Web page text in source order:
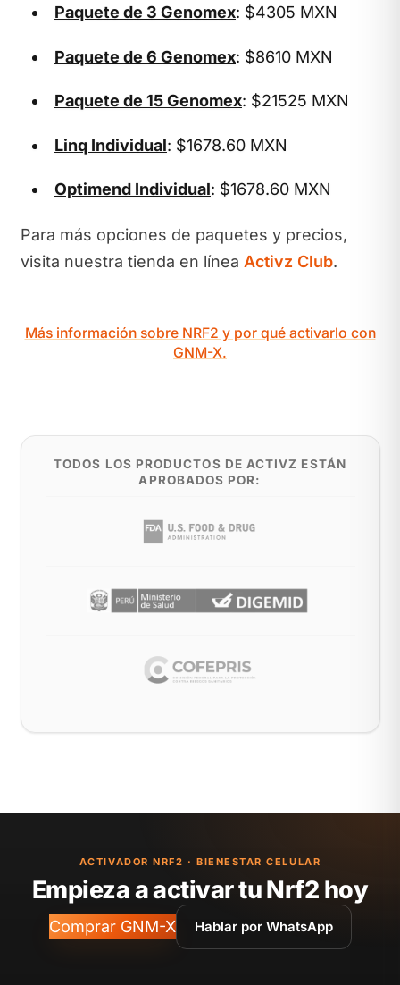
Paquete de 3 Genomex: $4305 MXN
Paquete de 6 Genomex: $8610 MXN
Paquete de 15 Genomex: $21525 MXN
Linq Individual: $1678.60 MXN
Optimend Individual: $1678.60 MXN
Para más opciones de paquetes y precios,
visita nuestra tienda en línea Activz Club.
Más información sobre NRF2 y por qué activarlo con
GNM-X.
TODOS LOS PRODUCTOS DE ACTIVZ ESTÁN
APROBADOS POR:
ACTIVADOR NRF2 · BIENESTAR CELULAR
Empieza a activar tu Nrf2 hoy
Comprar GNM-X Hablar por WhatsApp